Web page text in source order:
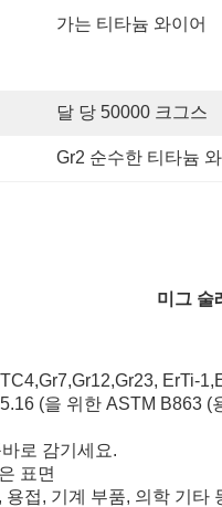
가는 티타늄 와이어
달 당 50000 크그스
Gr2 순수한 티타늄
미그 술
ErTi-
(을 위한 ASTM B863 (
로 감기세요.
표면
용접, 기계 부품, 의학 기타